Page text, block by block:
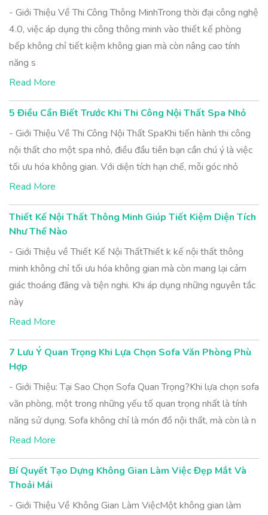
- Giới Thiệu Về Thi Công Thông MinhTrong thời đại công nghệ
4.0, việc áp dụng thi công thông minh vào thiết kế phòng
bếp không chỉ tiết kiệm không gian mà còn nâng cao tính
năng s
Read More
5 Điều Cần Biết Trước Khi Thi Công Nội Thất Spa Nhỏ
- Giới Thiệu Về Thi Công Nội Thất SpaKhi tiến hành thi công
nội thất cho một spa nhỏ, điều đầu tiên bạn cần chú ý là việc
tối ưu hóa không gian. Với diện tích hạn chế, mỗi góc nhỏ
Read More
Thiết Kế Nội Thất Thông Minh Giúp Tiết Kiệm Diện Tích
Như Thế Nào
- Giới Thiệu về Thiết Kế Nội ThấtThiết k kế nội thất thông
minh không chỉ tối ưu hóa không gian mà còn mang lại cảm
giác thoáng đãng và tiện nghi. Khi áp dụng những nguyên tắc
này
Read More
7 Lưu Ý Quan Trọng Khi Lựa Chọn Sofa Văn Phòng Phù
Hợp
- Giới Thiệu: Tại Sao Chọn Sofa Quan Trọng?Khi lựa chọn sofa
văn phòng, một trong những yếu tố quan trọng nhất là tính
năng sử dụng. Sofa không chỉ là món đồ nội thất, mà còn là n
Read More
Bí Quyết Tạo Dựng Không Gian Làm Việc Đẹp Mắt Và
Thoải Mái
- Giới Thiệu Về Không Gian Làm ViệcMột không gian làm